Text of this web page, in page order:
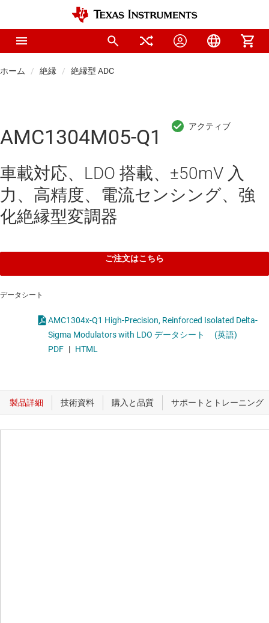
ホーム 絶縁 絶縁型 ADC
AMC1304M05-Q1
車載対応、LDO 搭載、±50mV 入
力、高精度、電流センシング、強
化絶縁型変調器
ご注文はこちら
データシート
AMC1304x-Q1 High-Precision, Reinforced Isolated Delta-
Sigma Modulators with LDO データシート
(英語)
PDF | HTML